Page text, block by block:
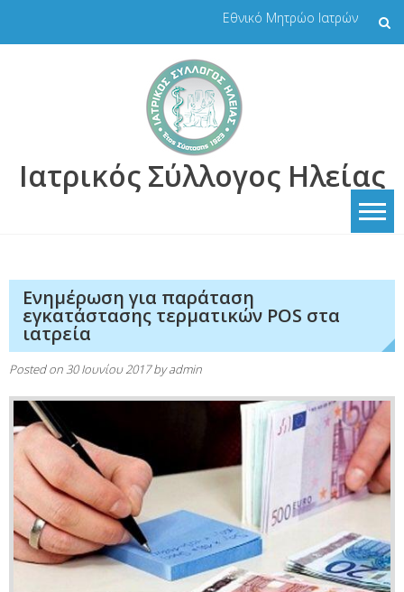
Εθνικό Μητρώο Ιατρών
Ιατρικός Σύλλογος Ηλείας
Ενημέρωση για παράταση
εγκατάστασης τερματικών POS στα
ιατρεία
Posted on30 Ιουνίου 2017byadmin